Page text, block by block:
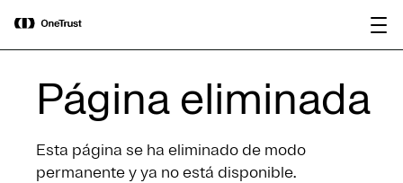
OneTrust nombrada Visionaria en el
Magic Quadrant™ de Gartner® 2026
para plataformas de gobernanza de IA.
Página eliminada
Esta página se ha eliminado de modo
permanente y ya no está disponible.